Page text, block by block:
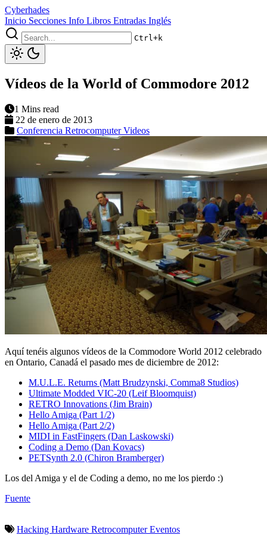
Cyberhades
Inicio Secciones Info Libros Entradas Inglés
Ctrl+k
Vídeos de la World of Commodore 2012
1 Mins read
22 de enero de 2013
Conferencia RetrocomputerVideos
Aquí tenéis algunos vídeos de la Commodore World 2012 celebrado
en Ontario, Canadá el pasado mes de diciembre de 2012:
M.U.L.E. Returns (Matt Brudzynski, Comma8 Studios)
Ultimate Modded VIC-20 (Leif Bloomquist)
RETRO Innovations (Jim Brain)
Hello Amiga (Part 1/2)
Hello Amiga (Part 2/2)
MIDI in FastFingers (Dan Laskowski)
Coding a Demo (Dan Kovacs)
PETSynth 2.0 (Chiron Bramberger)
Los del Amiga y el de Coding a demo, no me los pierdo :)
Fuente
Hacking Hardware RetrocomputerEventos